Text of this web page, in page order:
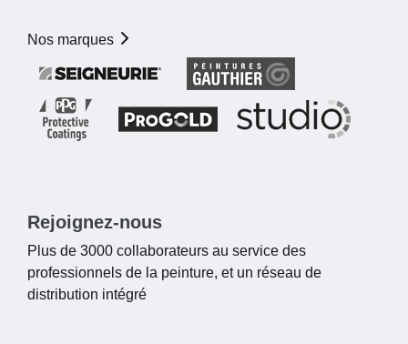
Nos marques
Rejoignez-nous
Plus de 3000 collaborateurs au service des
professionnels de la peinture, et un réseau de
distribution intégré